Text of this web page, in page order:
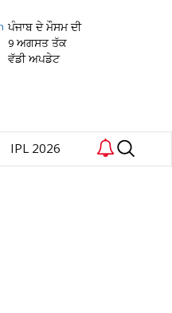
ਪੰਜਾਬ ਦੇ ਮੌਸਮ ਦੀ
9 ਅਗਸਤ ਤੱਕ
ਵੱਡੀ ਅਪਡੇਟ
IPL 2026